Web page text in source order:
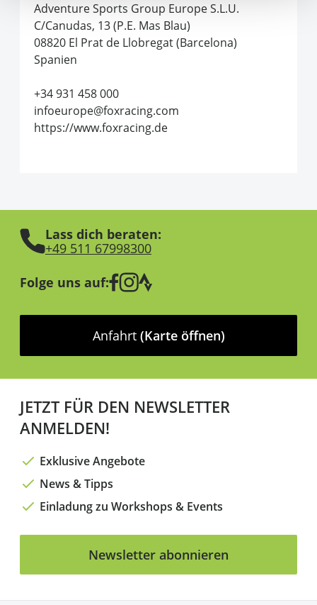
Adventure Sports Group Europe S.L.U.
C/Canudas, 13 (P.E. Mas Blau)
08820 El Prat de Llobregat (Barcelona)
Spanien
+34 931 458 000
infoeurope@foxracing.com
https://www.foxracing.de
Lass dich beraten:
+49 511 67998300
Folge uns auf:
Anfahrt (Karte öffnen)
JETZT FÜR DEN NEWSLETTER
ANMELDEN!
Exklusive Angebote
News & Tipps
Einladung zu Workshops & Events
Newsletter abonnieren